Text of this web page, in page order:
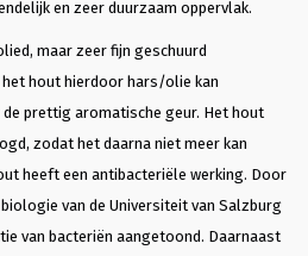
en zeer duurzaam oppervlak.
maar zeer fijn geschuurd
hout hierdoor hars/olie kan
prettig aromatische geur. Het hout
zodat het daarna niet meer kan
heeft een antibacteriële werking. Door
van de Universiteit van Salzburg
van bacteriën aangetoond. Daarnaast